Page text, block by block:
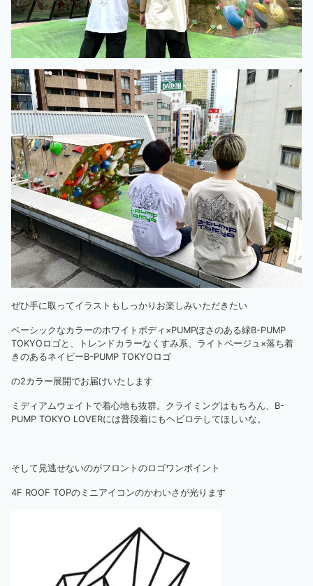
ぜひ手に取ってイラストもしっかりお楽しみいただきたい
ベーシックなカラーのホワイトボディ×PUMPぽさのある緑B-PUMP
TOKYOロゴと、トレンドカラーなくすみ系、ライトベージュ×落ち着
きのあるネイビーB-PUMP TOKYOロゴ
の2カラー展開でお届けいたします
ミディアムウェイトで着心地も抜群。クライミングはもちろん、B-
PUMP TOKYO LOVERには普段着にもヘビロテしてほしいな。
そして見逃せないのがフロントのロゴワンポイント
4F ROOF TOPのミニアイコンのかわいさが光ります